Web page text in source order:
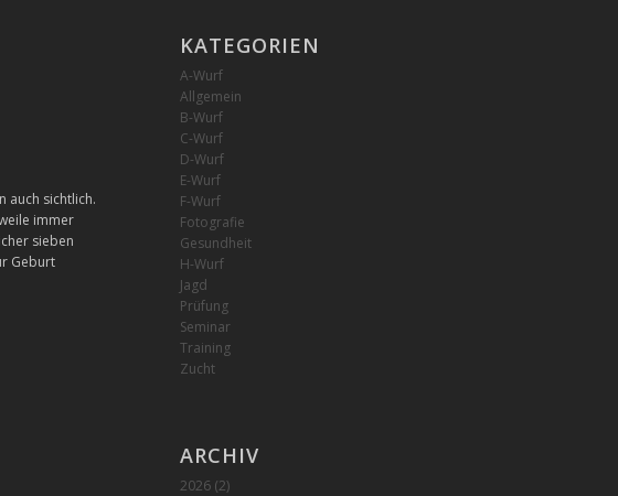
auch sichtlich.
immer
sieben
Geburt
KATEGORIEN
A-Wurf
Allgemein
B-Wurf
C-Wurf
D-Wurf
E-Wurf
F-Wurf
Fotografie
Gesundheit
H-Wurf
Jagd
Prüfung
Seminar
Training
Zucht
ARCHIV
2026(2)